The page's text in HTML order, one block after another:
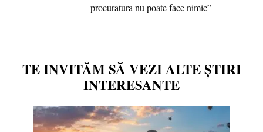
procuratura nu poate face nimic”
TE INVITĂM SĂ VEZI ALTE ȘTIRI
INTERESANTE